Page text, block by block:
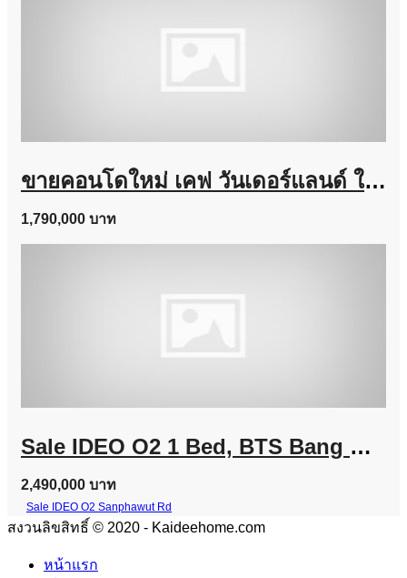
ขายคอนโดใหม่ เคฟ วันเดอร์แลนด์ ใกล้ ม.ธรรมศาสตร์ แต่งครบ พร้อมอยู่ เลี้ยงสัตว์ได้ โทร 0616161426
1,790,000 บาท
Sale IDEO O2 1 Bed, BTS Bang Na Line @757zwvfy
2,490,000 บาท
Sale IDEO O2 Sanphawut Rd
สงวนลิขสิทธิ์ © 2020 - Kaideehome.com
หน้าแรก